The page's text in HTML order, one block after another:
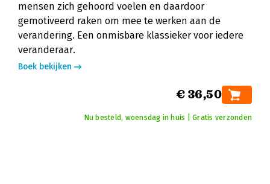
mensen zich gehoord voelen en daardoor
gemotiveerd raken om mee te werken aan de
verandering. Een onmisbare klassieker voor iedere
veranderaar.
Boek bekijken
€ 36,50
Nu besteld, woensdag in huis | Gratis verzonden